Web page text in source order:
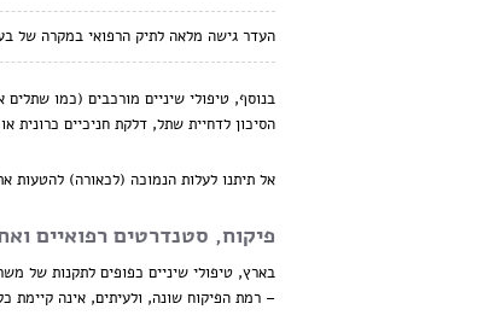
העדר גישה מלאה לתיק הרפואי במקרה של
בנוסף, טיפולי שיניים מורכבים (כמו
הסיכון לדחיית שתל, דלקת חניכיים
אל תיתנו לעלות הנמוכה (לכאורה) להטעות
פיקוח, סטנדרטים רפואיים
בארץ, טיפולי שיניים כפופים לתקנות של
– רמת הפיקוח שונה, ולעיתים, אינה קיימת